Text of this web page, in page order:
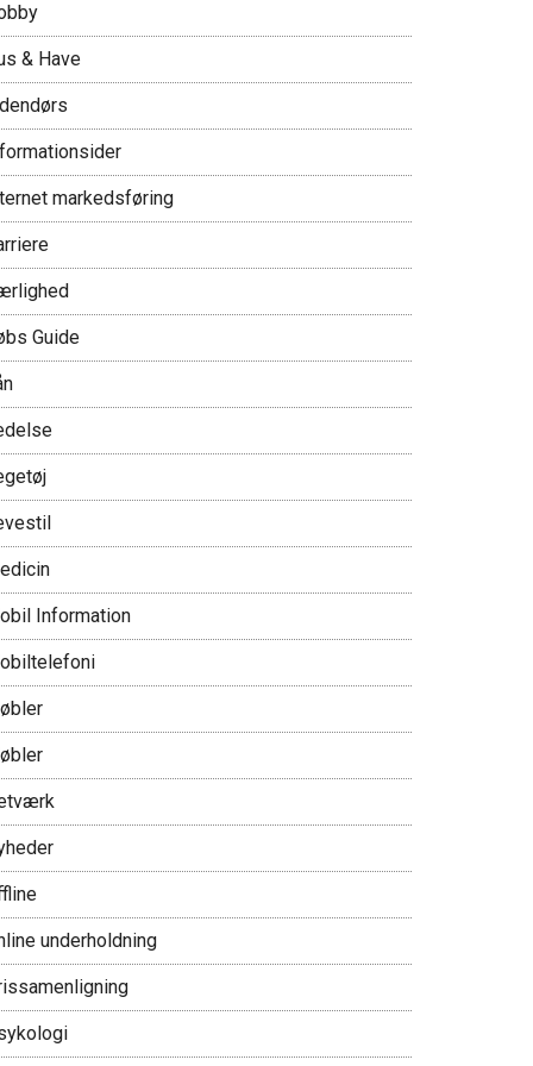
& Have
markedsføring
Guide
Information
underholdning